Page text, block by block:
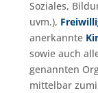
Soziales,
uvm.),
anerkannte
sowie auch
genannten
mittelbar